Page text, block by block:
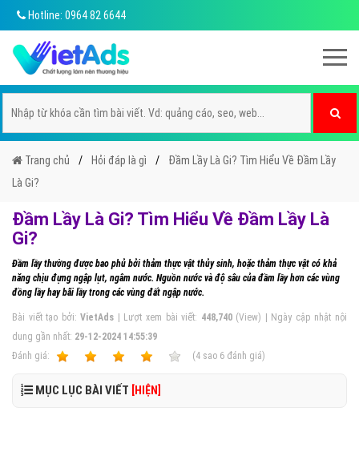
Hotline: 0964 82 6644
Trang chủ Hỏi đáp là gì
Đầm Lầy Là Gi? Tìm Hiểu Về Đầm Lầy
Là Gi?
Đầm Lầy Là Gi? Tìm Hiểu Về Đầm Lầy Là
Gi?
Đầm lầy thường được bao phủ bởi thảm thực vật thủy sinh, hoặc thảm thực vật có khả
năng chịu đựng ngập lụt, ngâm nước. Nguồn nước và độ sâu của đầm lầy hơn các vùng
đồng lầy hay bãi lầy trong các vùng đất ngập nước.
Bài viết tạo bởi:VietAds | Lượt xem bài viết: 448,740(View) | Ngày cập nhật nội
dung gần nhất: 29-12-2024 14:55:39
Ðánh giá:
(4 sao 6 đánh giá)
MỤC LỤC BÀI VIẾT [HIỆN]